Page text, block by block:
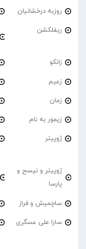
روزبه درخشانیان
ریفلکشن
زانکو
زعیم
زمان
زیمور به نام
ژوپیتر
ژوپیتر و نیسح و
پارسا
ساچمیش و فراز
سارا علی عسگری